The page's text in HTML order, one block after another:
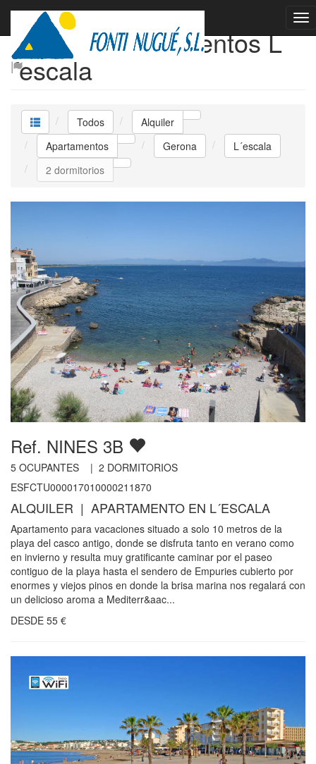
Alquiler Apartamentos L
´escala
Todos
Alquiler
Apartamentos
Gerona
L´escala
2 dormitorios
Ref. NINES 3B
5 OCUPANTES | 2 DORMITORIOS
ESFCTU000017010000211870
ALQUILER | APARTAMENTO EN L´ESCALA
Apartamento para vacaciones situado a solo 10 metros de la
playa del casco antigo, donde se disfruta tanto en verano como
en invierno y resulta muy gratificante caminar por el paseo
contiguo de la playa hasta el sendero de Empuries cubierto por
enormes y viejos pinos en donde la brisa marina nos regalará con
un delicioso aroma a Mediterr&aac...
DESDE 55 €